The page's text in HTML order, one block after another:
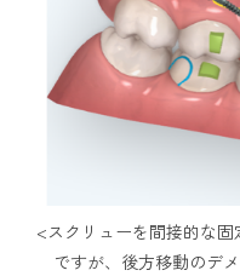
<スクリューを間接的な固
ですが、後方移動のデ